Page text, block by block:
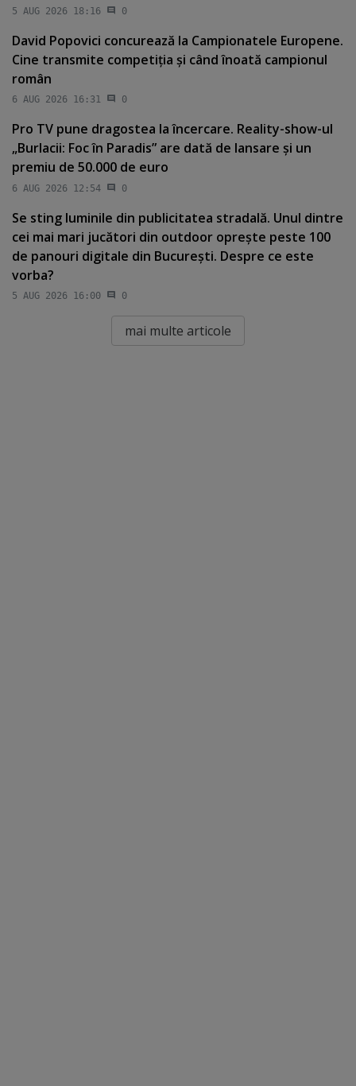
5 AUG 2026 18:16 0
David Popovici concurează la Campionatele Europene.
Cine transmite competiţia şi când înoată campionul
român
6 AUG 2026 16:31 0
Pro TV pune dragostea la încercare. Reality-show-ul
„Burlacii: Foc în Paradis” are dată de lansare şi un
premiu de 50.000 de euro
6 AUG 2026 12:54 0
Se sting luminile din publicitatea stradală. Unul dintre
cei mai mari jucători din outdoor opreşte peste 100
de panouri digitale din Bucureşti. Despre ce este
vorba?
5 AUG 2026 16:00 0
mai multe articole